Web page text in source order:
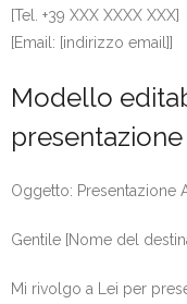
[Tel. +39 XXX XXXX XXX]
[Email: [indirizzo email]]
Modello
Oggetto: Presentazione
Gentile [Nome del
Mi rivolgo a Lei per